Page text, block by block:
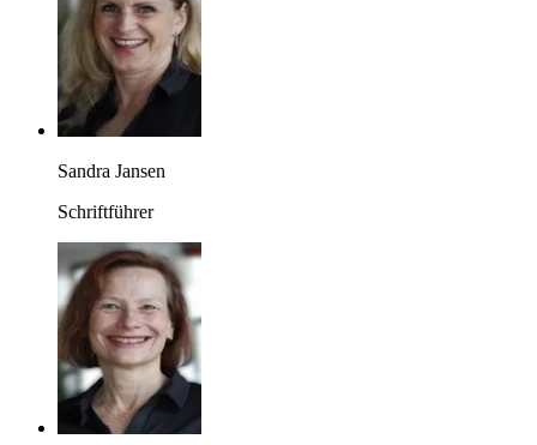
Sandra Jansen
Schriftführer